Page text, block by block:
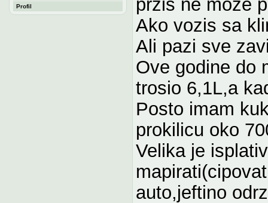
Profil
Ako vozis sa
Ali pazi sve
Ove godine do
trosio 6,1L,a
Posto imam
prokilicu oko
Velika je
auto,jeftino